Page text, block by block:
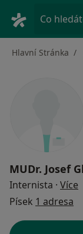
Co
Hlavní Stránka
MUDr. Josef
Internista · Více
Písek 1 adresa